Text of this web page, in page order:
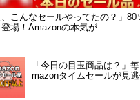
こんなセールやってたの？」80
場！Amazonの本気が...
「今日の目玉商品は？」
mazonタイムセールが見